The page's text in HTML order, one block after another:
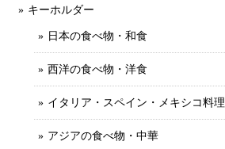
キーホルダー
日本の食べ物・和食
西洋の食べ物・洋食
イタリア・スペイン・メキシコ料理
アジアの食べ物・中華